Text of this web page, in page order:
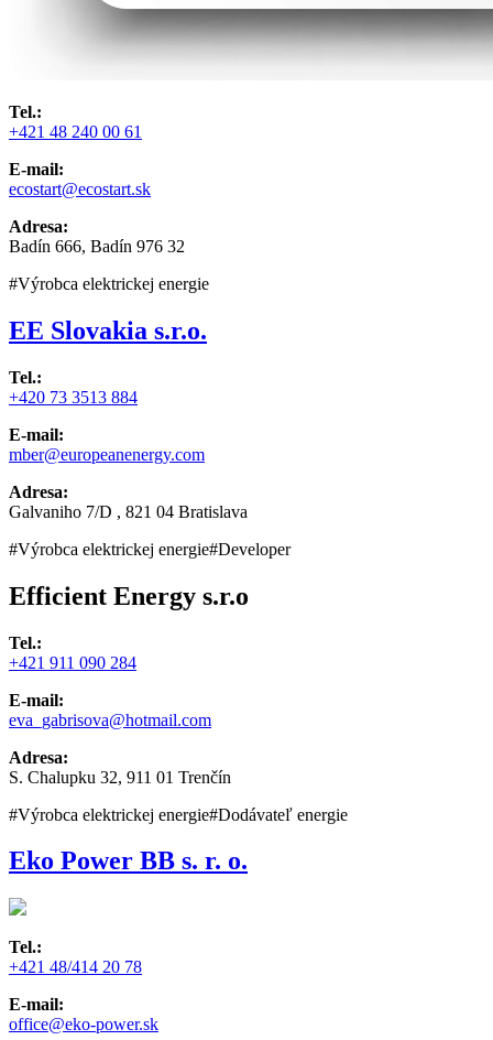
Tel.:
+421 48 240 00 61
E-mail:
ecostart@ecostart.sk
Adresa:
Badín 666, Badín 976 32
#Výrobca elektrickej energie
EE Slovakia s.r.o.
Tel.:
+420 73 3513 884
E-mail:
mber@europeanenergy.com
Adresa:
Galvaniho 7/D , 821 04 Bratislava
#Výrobca elektrickej energie#Developer
Efficient Energy s.r.o
Tel.:
+421 911 090 284
E-mail:
eva_gabrisova@hotmail.com
Adresa:
S. Chalupku 32, 911 01 Trenčín
#Výrobca elektrickej energie#Dodávateľ energie
Eko Power BB s. r. o.
Tel.:
+421 48/414 20 78
E-mail:
office@eko-power.sk